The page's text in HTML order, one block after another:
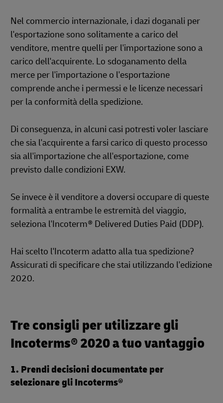
Nel commercio internazionale, i dazi doganali per
l'esportazione sono solitamente a carico del
venditore, mentre quelli per l'importazione sono a
carico dell'acquirente. Lo sdoganamento della
merce per l'importazione o l'esportazione
comprende anche i permessi e le licenze necessari
per la conformità della spedizione.
Di conseguenza, in alcuni casi potresti voler lasciare
che sia l'acquirente a farsi carico di questo processo
sia all'importazione che all'esportazione, come
previsto dalle condizioni EXW.
Se invece è il venditore a doversi occupare di queste
formalità a entrambe le estremità del viaggio,
seleziona l'Incoterm® Delivered Duties Paid (DDP).
Hai scelto l'Incoterm adatto alla tua spedizione?
Assicurati di specificare che stai utilizzando l'edizione
2020.
Tre consigli per utilizzare gli
Incoterms® 2020 a tuo vantaggio
1. Prendi decisioni documentate per
selezionare gli Incoterms®